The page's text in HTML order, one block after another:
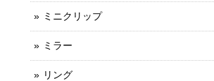
ミニクリップ
ミラー
リング